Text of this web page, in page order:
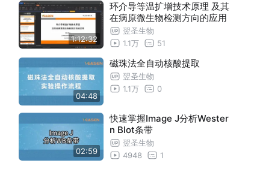
1:12:32
环介导等温扩增技术原理 及其
在病原微生物检测方向的应用
翌圣生物
1.1万
51
04:48
磁珠法全自动核酸提取
翌圣生物
1.1万
0
02:59
快速掌握Image J分析Wester
n Blot条带
翌圣生物
4948
1